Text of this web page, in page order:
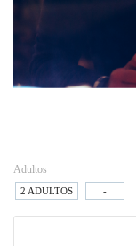
Adultos
2 ADULTOS -